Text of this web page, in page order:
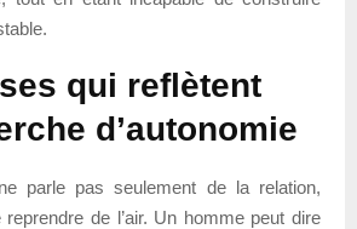
qui reflètent
d’autonomie
parle pas seulement de la relation,
de l’air. Un homme peut dire